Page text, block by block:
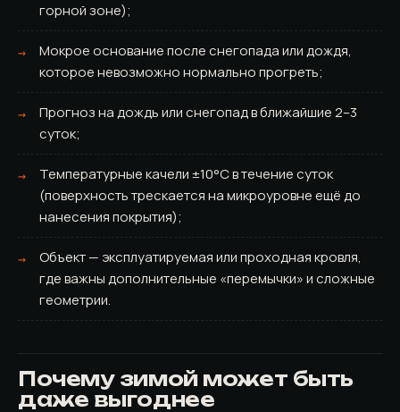
горной зоне);
Мокрое основание после снегопада или дождя,
которое невозможно нормально прогреть;
Прогноз на дождь или снегопад в ближайшие 2–3
суток;
Температурные качели ±10°C в течение суток
(поверхность трескается на микроуровне ещё до
нанесения покрытия);
Объект — эксплуатируемая или проходная кровля,
где важны дополнительные «перемычки» и сложные
геометрии.
Почему зимой может быть
даже выгоднее